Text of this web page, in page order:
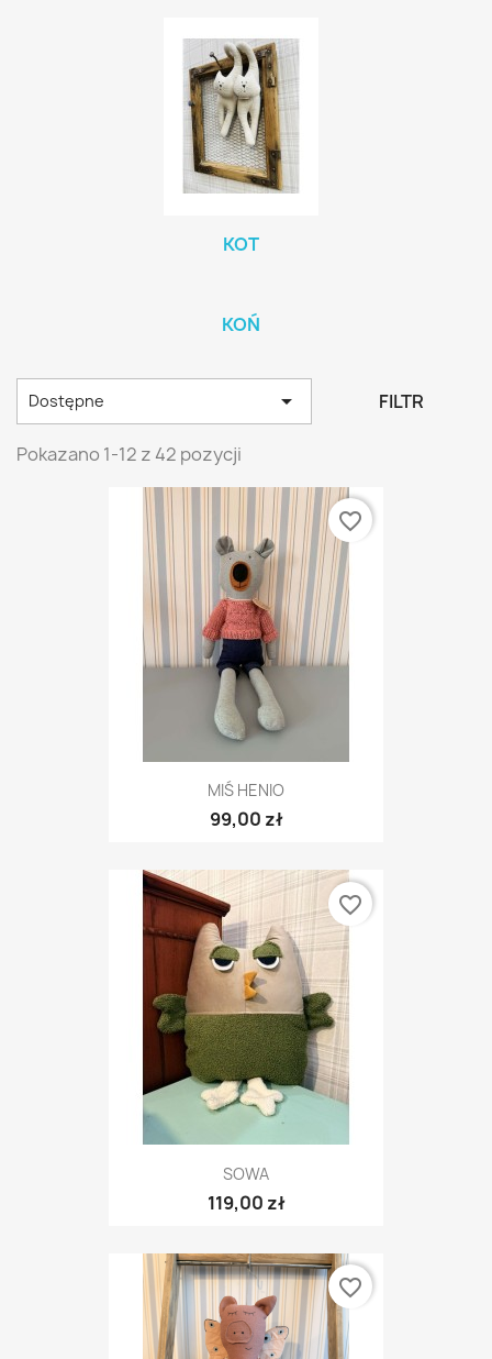
KOT
KOŃ
Dostępne  FILTR
Pokazano 1-12 z 42 pozycji
MIŚ HENIO
99,00 zł
favorite_border
SOWA
119,00 zł
favorite_border
favorite_border